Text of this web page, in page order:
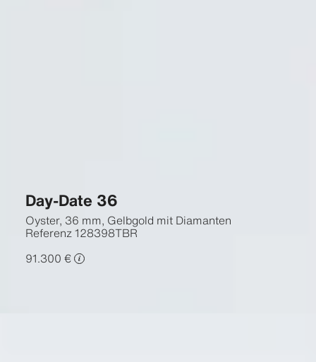
Day-Date 36
Oyster, 36 mm, Gelbgold mit Diamanten
Referenz128398TBR
91.300 €